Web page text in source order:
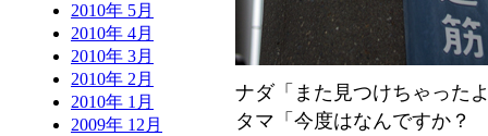
2010年 5月
2010年 4月
2010年 3月
2010年 2月
2010年 1月
2009年 12月
ナダ「また見つけちゃった
タマ「今度はなんですか